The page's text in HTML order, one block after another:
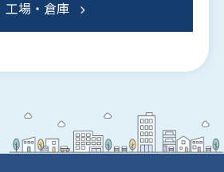
工場・倉庫